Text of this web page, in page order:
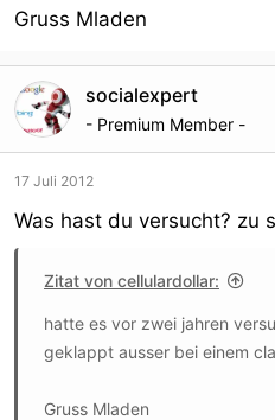
Hat man so eine Community
versch. Portalen.Zudem kann
Pages mit tausende Likes
auch für XXX werben, wenn
Mitglieder freigegeben ist.
solchen Community nicht
bei Google nur ohne
Updates...
Gruss Mladen
socialexpert
- Premium Member -
17 Juli 2012
Was hast du versucht? zu
Zitat von cellulardollar:
hatte es vor zwei jahren
geklappt ausser bei einem
Gruss Mladen